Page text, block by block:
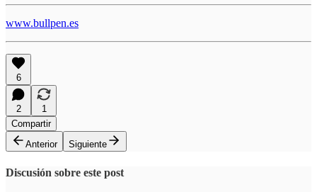
www.bullpen.es
6
2
1
Compartir
Anterior
Siguiente
Discusión sobre este post